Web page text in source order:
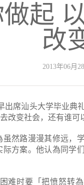
起
改
2013年06月
出席汕头大学毕业典
改变社会，还有谁可
然路漫漫其修远，
方案。他认為同学
难时要「把愤怒转